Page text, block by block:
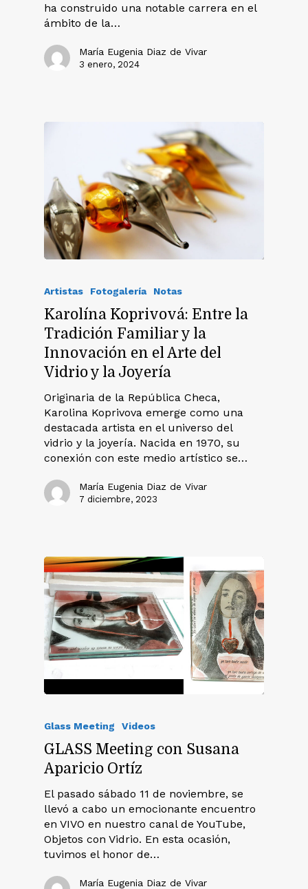
ha construido una notable carrera en el
ámbito de la…
María Eugenia Diaz de Vivar
3 enero, 2024
Artistas Fotogalería Notas
Karolína Koprivová: Entre la
Tradición Familiar y la
Innovación en el Arte del
Vidrio y la Joyería
Originaria de la República Checa,
Karolina Koprivova emerge como una
destacada artista en el universo del
vidrio y la joyería. Nacida en 1970, su
conexión con este medio artístico se…
María Eugenia Diaz de Vivar
7 diciembre, 2023
Glass Meeting Videos
GLASS Meeting con Susana
Aparicio Ortíz
El pasado sábado 11 de noviembre, se
llevó a cabo un emocionante encuentro
en VIVO en nuestro canal de YouTube,
Objetos con Vidrio. En esta ocasión,
tuvimos el honor de…
María Eugenia Diaz de Vivar